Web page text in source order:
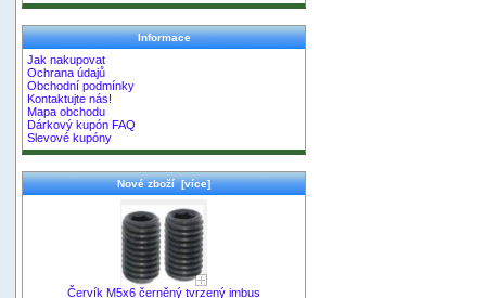
Informace
Jak nakupovat
Ochrana údajů
Obchodní podmínky
Kontaktujte nás!
Mapa obchodu
Dárkový kupón FAQ
Slevové kupóny
Nové zboží [více]
Červík M5x6 černěný tvrzený imbus